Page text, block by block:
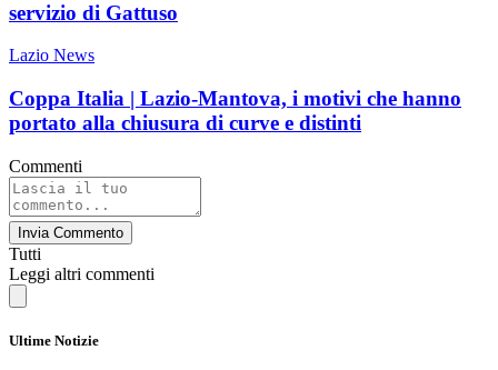
servizio di Gattuso
Lazio News
Coppa Italia | Lazio-Mantova, i motivi che hanno
portato alla chiusura di curve e distinti
Commenti
Invia Commento
Tutti
Leggi altri commenti
Ultime Notizie